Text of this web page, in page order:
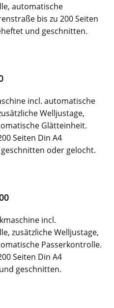
automatische
bis zu 200 Seiten
und geschnitten.
incl. automatische
Welljustage,
Glätteinheit.
Seiten Din A4
oder gelocht.
incl.
zusätzliche Welljustage,
Passerkontrolle.
Seiten Din A4
geschnitten.